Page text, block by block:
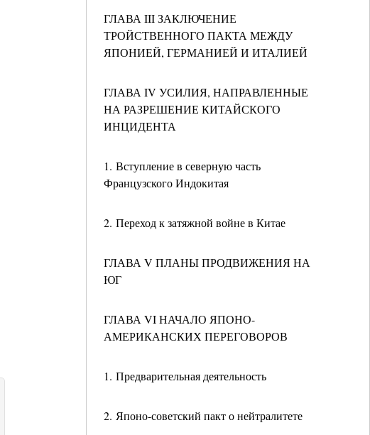
ГЛАВА III ЗАКЛЮЧЕНИЕ
ТРОЙСТВЕННОГО ПАКТА МЕЖДУ
ЯПОНИЕЙ, ГЕРМАНИЕЙ И ИТАЛИЕЙ
ГЛАВА IV УСИЛИЯ, НАПРАВЛЕННЫЕ
НА РАЗРЕШЕНИЕ КИТАЙСКОГО
ИНЦИДЕНТА
1. Вступление в северную часть
Французского Индокитая
2. Переход к затяжной войне в Китае
ГЛАВА V ПЛАНЫ ПРОДВИЖЕНИЯ НА
ЮГ
ГЛАВА VI НАЧАЛО ЯПОНО-
АМЕРИКАНСКИХ ПЕРЕГОВОРОВ
1. Предварительная деятельность
2. Японо-советский пакт о нейтралитете